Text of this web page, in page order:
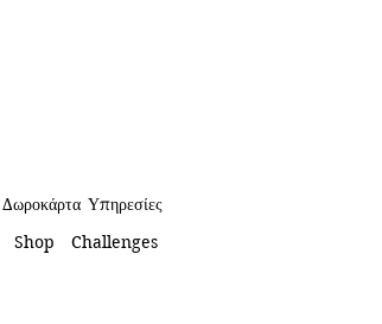
Δωροκάρτα Υπηρεσίες
Shop Challenges